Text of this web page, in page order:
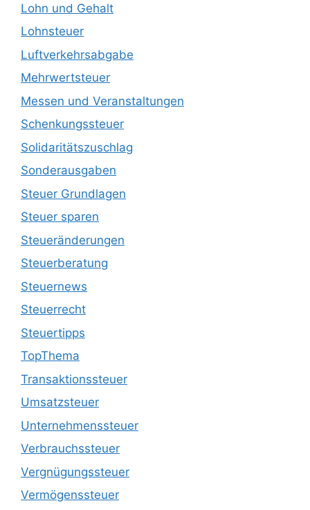
Lohn und Gehalt
Lohnsteuer
Luftverkehrsabgabe
Mehrwertsteuer
Messen und Veranstaltungen
Schenkungssteuer
Solidaritätszuschlag
Sonderausgaben
Steuer Grundlagen
Steuer sparen
Steueränderungen
Steuerberatung
Steuernews
Steuerrecht
Steuertipps
TopThema
Transaktionssteuer
Umsatzsteuer
Unternehmenssteuer
Verbrauchssteuer
Vergnügungssteuer
Vermögenssteuer